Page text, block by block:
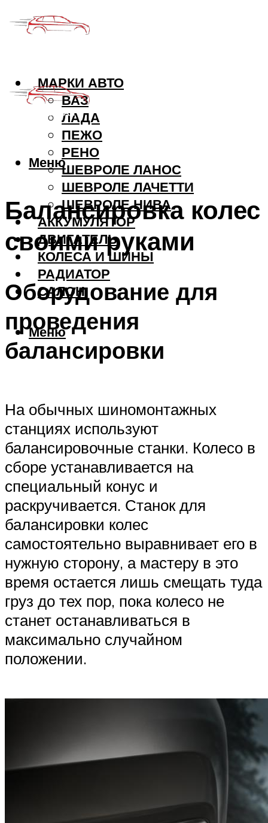
МАРКИ АВТО
ВАЗ
ЛАДА
ПЕЖО
РЕНО
ШЕВРОЛЕ ЛАНОС
ШЕВРОЛЕ ЛАЧЕТТИ
ШЕВРОЛЕ НИВА
АККУМУЛЯТОР
ДВИГАТЕЛЬ
КОЛЕСА И ШИНЫ
РАДИАТОР
САЛОН
Меню
Меню
Балансировка колес
своими руками
Оборудование для
проведения
балансировки
На обычных шиномонтажных
станциях используют
балансировочные станки. Колесо в
сборе устанавливается на
специальный конус и
раскручивается. Станок для
балансировки колес
самостоятельно выравнивает его в
нужную сторону, а мастеру в это
время остается лишь смещать туда
груз до тех пор, пока колесо не
станет останавливаться в
максимально случайном
положении.